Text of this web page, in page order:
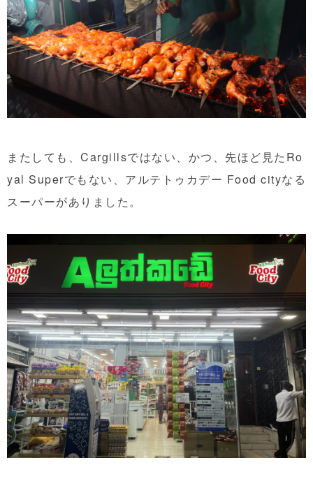
またしても、Cargillsではない、かつ、先ほど見たRo
yal Superでもない、アルテトゥカデー Food cityなる
スーパーがありました。